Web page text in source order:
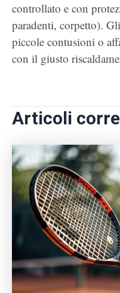
controllato e con
paradenti, corpetto).
piccole contusioni o
con il giusto
Articoli